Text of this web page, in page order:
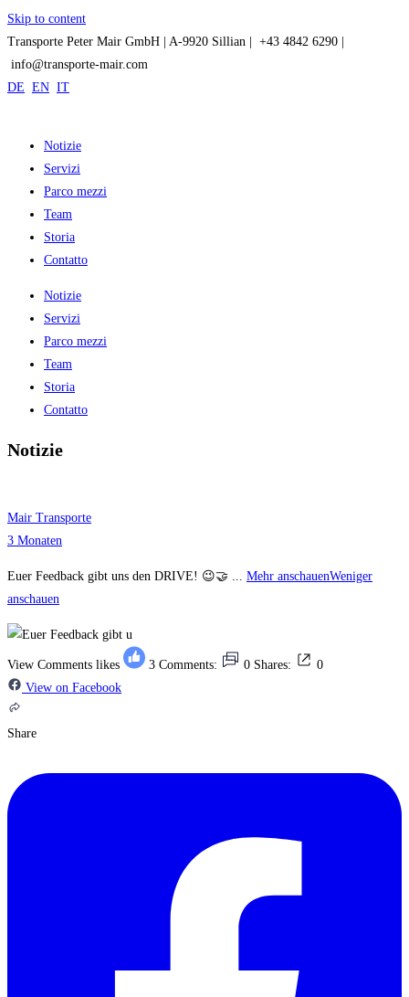
Skip to content
Transporte Peter Mair GmbH | A-9920 Sillian | +43 4842 6290 |
info@transporte-mair.com
DE EN IT
Notizie
Servizi
Parco mezzi
Team
Storia
Contatto
Notizie
Servizi
Parco mezzi
Team
Storia
Contatto
Notizie
Mair Transporte
3 Monaten
Euer Feedback gibt uns den DRIVE! 😉🤝 ... Mehr anschauenWeniger
anschauen
View Comments likes 3 Comments: 0 Shares:
0
View on Facebook
Share